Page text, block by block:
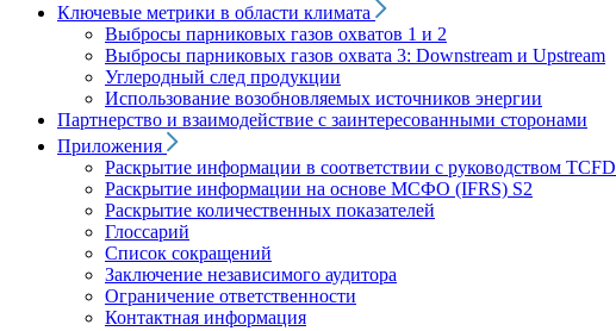
Ключевые метрики в области климата
Выбросы парниковых газов охватов 1 и 2
Выбросы парниковых газов охвата 3: Downstream и Upstream
Углеродный след продукции
Использование возобновляемых источников энергии
Партнерство и взаимодействие с заинтересованными сторонами
Приложения
Раскрытие информации в соответствии с руководством TCFD
Раскрытие информации на основе МСФО (IFRS) S2
Раскрытие количественных показателей
Глоссарий
Список сокращений
Заключение независимого аудитора
Ограничение ответственности
Контактная информация